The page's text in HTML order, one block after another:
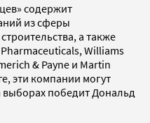
содержит
из сферы
а также
Williams
& Payne и Martin
эти компании могут
победит Дональд